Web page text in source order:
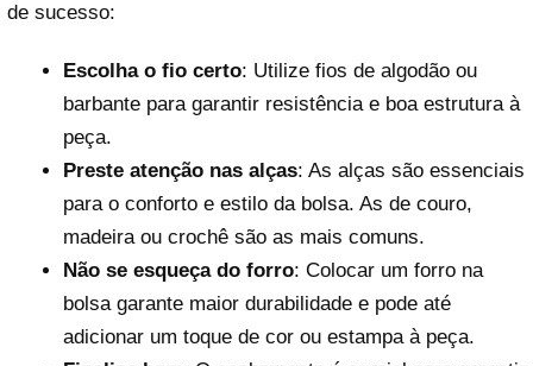
de sucesso:
Escolha o fio certo: Utilize fios de algodão ou
barbante para garantir resistência e boa estrutura à
peça.
Preste atenção nas alças: As alças são essenciais
para o conforto e estilo da bolsa. As de couro,
madeira ou crochê são as mais comuns.
Não se esqueça do forro: Colocar um forro na
bolsa garante maior durabilidade e pode até
adicionar um toque de cor ou estampa à peça.